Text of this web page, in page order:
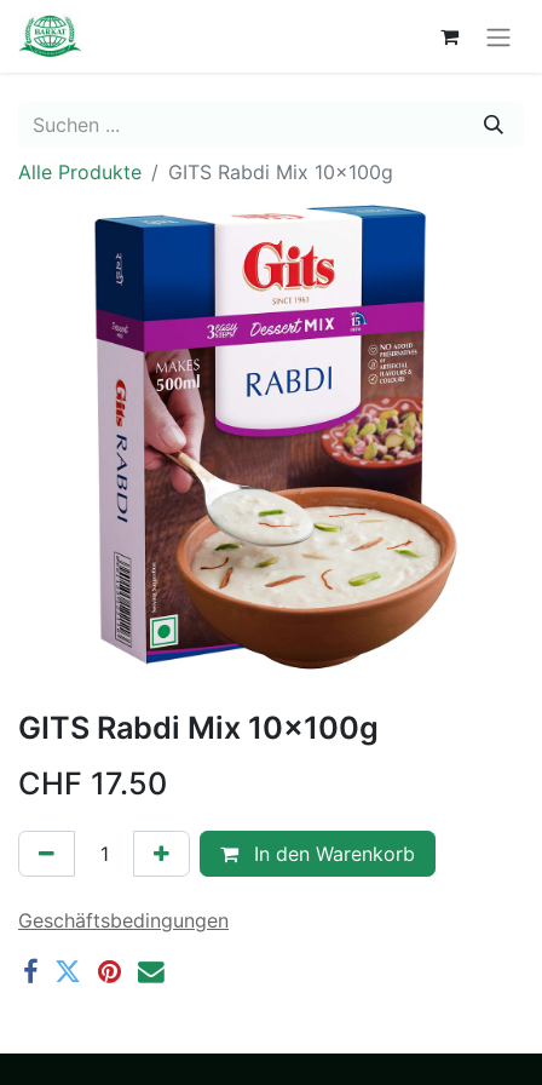
Alle Produkte GITS Rabdi Mix 10x100g
GITS Rabdi Mix 10x100g
CHF 17.50
In den Warenkorb
Geschäftsbedingungen